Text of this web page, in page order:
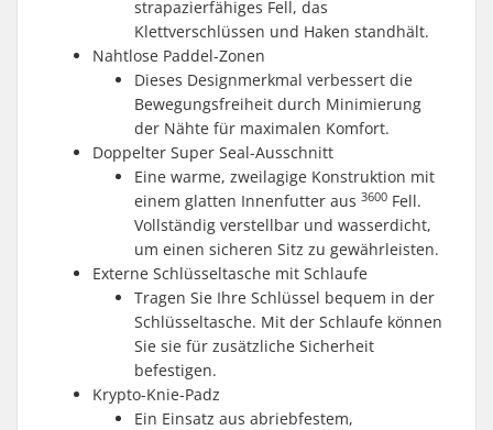
strapazierfähiges Fell, das
Klettverschlüssen und Haken standhält.
Nahtlose Paddel-Zonen
Dieses Designmerkmal verbessert die
Bewegungsfreiheit durch Minimierung
der Nähte für maximalen Komfort.
Doppelter Super Seal-Ausschnitt
Eine warme, zweilagige Konstruktion mit
einem glatten Innenfutter aus 3600 Fell.
Vollständig verstellbar und wasserdicht,
um einen sicheren Sitz zu gewährleisten.
Externe Schlüsseltasche mit Schlaufe
Tragen Sie Ihre Schlüssel bequem in der
Schlüsseltasche. Mit der Schlaufe können
Sie sie für zusätzliche Sicherheit
befestigen.
Krypto-Knie-Padz
Ein Einsatz aus abriebfestem,